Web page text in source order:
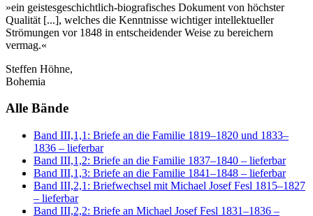
»ein geistesgeschichtlich-biografisches Dokument von höchster
Qualität [...], welches die Kenntnisse wichtiger intellektueller
Strömungen vor 1848 in entscheidender Weise zu bereichern
vermag.«
Steffen Höhne,
Bohemia
Alle Bände
Band III,1,1: Briefe an die Familie 1819–1820 und 1833–
1836 – lieferbar
Band III,1,2: Briefe an die Familie 1837–1840 – lieferbar
Band III,1,3: Briefe an die Familie 1841–1848 – lieferbar
Band III,2,1: Briefwechsel mit Michael Josef Fesl 1815–1827
– lieferbar
Band III,2,2: Briefe an Michael Josef Fesl 1831–1836 –